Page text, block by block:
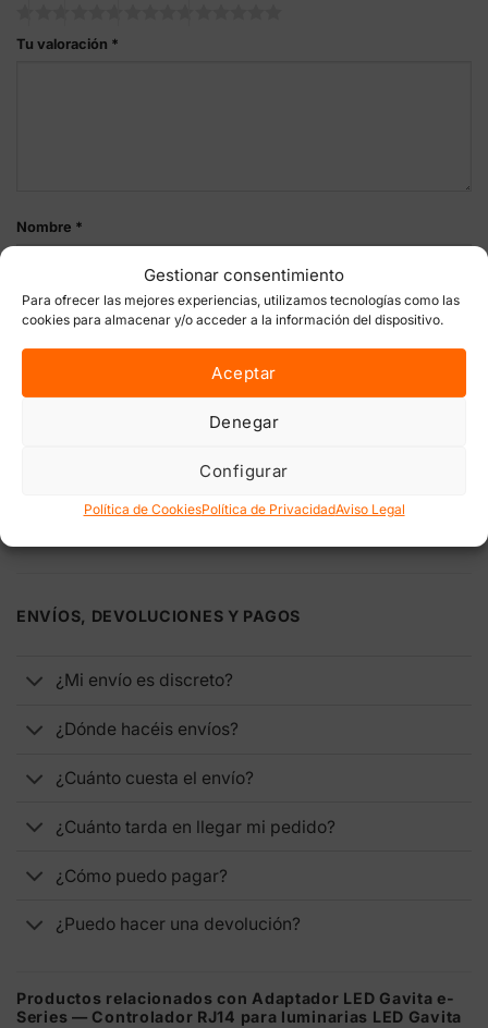
Gestionar consentimiento
Para ofrecer las mejores experiencias, utilizamos tecnologías como las
cookies para almacenar y/o acceder a la información del dispositivo.
Aceptar
Denegar
Configurar
Política de CookiesPolítica de PrivacidadAviso Legal
Tu valoración *
Nombre *
Correo electrónico*
Guarda mi nombre, correo electrónico y web en este
ENVÍOS, DEVOLUCIONES Y PAGOS
¿Mi envío es discreto?
¿Dónde hacéis envíos?
¿Cuánto cuesta el envío?
¿Cuánto tarda en llegar mi pedido?
¿Cómo puedo pagar?
¿Puedo hacer una devolución?
Productos relacionados con Adaptador LED Gavita e-
Series — Controlador RJ14 para luminarias LED Gavita